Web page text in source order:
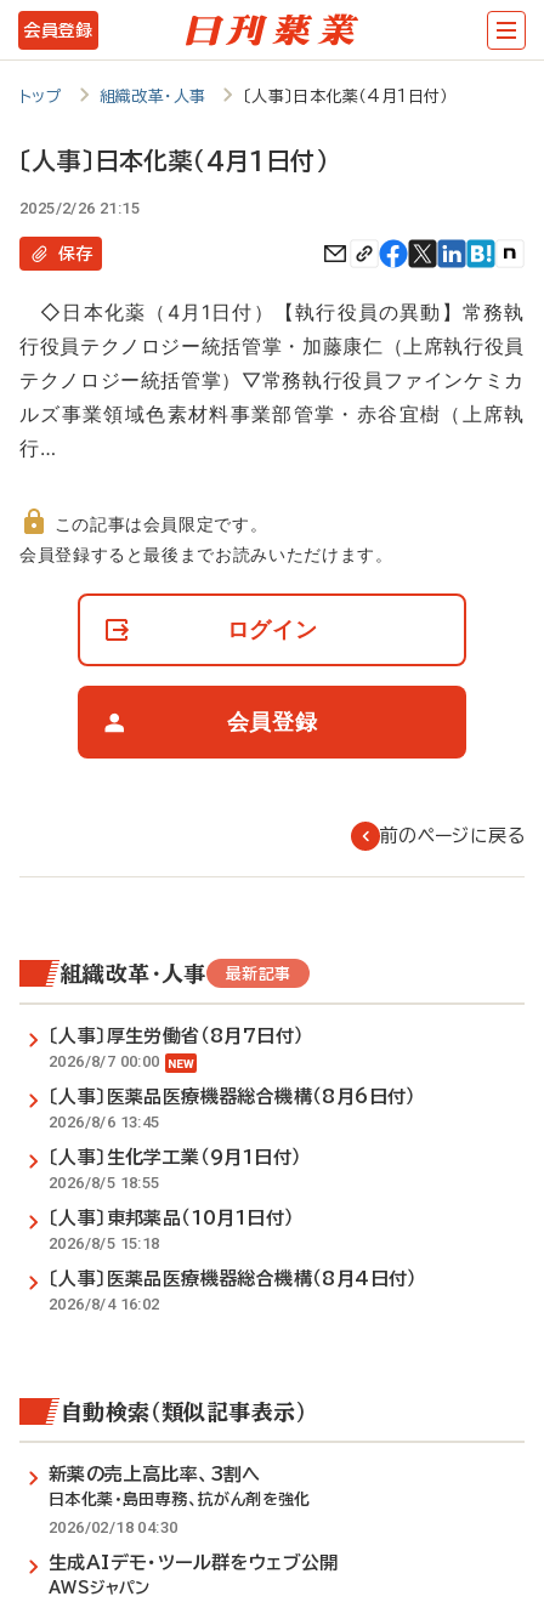
メ
イ
テ
会員登録
トップ 組織改革・人事 〔人事〕日本化薬（4月1日付）
〔人事〕日本化薬（4月1日付）
2025/2/26 21:15
保存
◇日本化薬（4月1日付）【執行役員の異動】常務執
行役員テクノロジー統括管掌・加藤康仁（上席執行役員
テクノロジー統括管掌）▽常務執行役員ファインケミカ
ルズ事業領域色素材料事業部管掌・赤谷宜樹（上席執
行…
非
この記事は会員限定です。
会員登録すると最後までお読みいただけます。
ログイン
会員登録
前のページに戻る
組織改革・人事 最新記事
〔人事〕厚生労働省（8月7日付）
2026/8/7 00:00
〔人事〕医薬品医療機器総合機構（8月6日付）
2026/8/6 13:45
〔人事〕生化学工業（9月1日付）
2026/8/5 18:55
〔人事〕東邦薬品（10月1日付）
2026/8/5 15:18
〔人事〕医薬品医療機器総合機構（8月4日付）
2026/8/4 16:02
自動検索（類似記事表示）
新薬の売上高比率、3割へ
日本化薬・島田専務、抗がん剤を強化
2026/02/18 04:30
生成AIデモ・ツール群をウェブ公開
AWSジャパン